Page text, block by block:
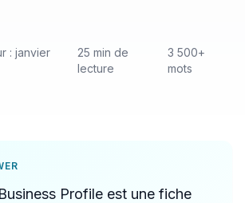
: janvier
25 min de
lecture
3 500+
mots
Profile est une fiche